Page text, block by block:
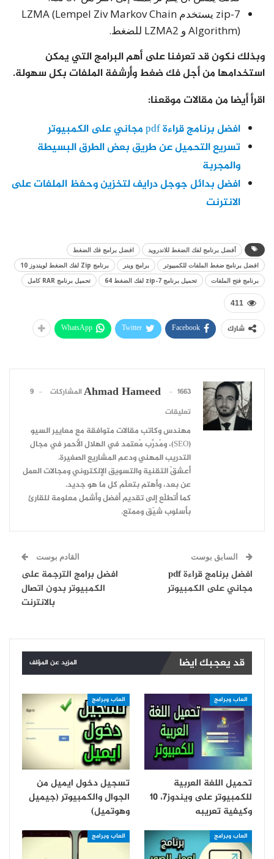
7-zip يستخدم LZMA (Lempel Ziv Markov Chain
Algorithm) و LZMA2 للضغط.
وبذلك نكون قد تعرفنا على أهم البرامج التي يمكن
استخدامها من أجل فك ضغط وأرشفة الملفات بكل سهولة.
اقرأ أيضا من مقالات موقعنا:
افضل برنامج قراءة pdf مجاني على الكمبيوتر
تسريع التحميل عن طريق بعض الطرق البسيطة
والمجربة
افضل بدائل جوجل درايف لتخزين وحفظ الملفات على
الانترنت
أفضل برنامج لفك الضغط للاندرويد
افضل برامج فك الضغط
افضل برنامج ضغط الملفات للكمبيوتر
برامج وينر
برنامج Zip لفك الضغط لويندوز 10
برنامج فتح الملفات
تحميل برنامج 7-zip لفك الضغط 64 تحميل برنامج RAR كامل
411
شارك Facebook
Twitter
WhatsApp
Ahmad Hameed 1663 المشاركات
9
تعليقات
مهندس وكاتب مقالات متوافقة مع معايير السيو
(SEO)، ومُدرِّب مُعتمد في الهلال الأحمر في مجال
التدريب المهني ودعم المشاريع الصغيرة.
أعشقُ التقنية والتسويق الإلكتروني ومجالات العمل
عن بعد، وأهتم بتعلّم كل ما هو جديد.
كما أتطلّع إلى تقديم أفضل وأشمل معلومة للقارئ
بأسلوب شيّق وممتع.
السابق بوست
افضل برنامج قراءة pdf
مجاني على الكمبيوتر
القادم بوست
افضل برامج الترجمة على
الكمبيوتر بدون اتصال
بالانترنت
قد يعجبك ايضا المزيد عن المؤلف
العاب وبرامج
تحميل اللغة العربية
للكمبيوتر على ويندوز7، 10
وكيفية تعريبه
العاب وبرامج
تسجيل دخول ايميل من
الجوال والكمبيوتر (جيميل
وهوتميل)
العاب وبرامج العاب وبرامج